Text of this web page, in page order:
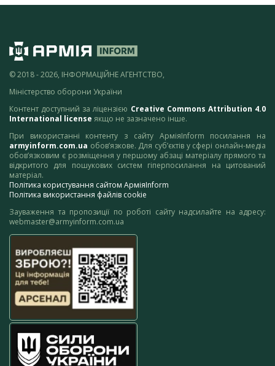
© 2018 - 2026, ІНФОРМАЦІЙНЕ АГЕНТСТВО,
Міністерство оборони України
Контент доступний за ліцензією Creative Commons Attribution 4.0
International license якщо не зазначено інше.
При використанні контенту з сайту АрміяInform посилання на
armyinform.com.ua обов’язкове. Для суб’єктів у сфері онлайн-медіа
обов’язковим є розміщення у першому абзаці матеріалу прямого та
відкритого для пошукових систем гіперпосилання на цитований
матеріал.
Політика користування сайтом АрміяInform
Політика використання файлів cookie
Зауваження та пропозиції по роботі сайту надсилайте на адресу:
webmaster@armyinform.com.ua